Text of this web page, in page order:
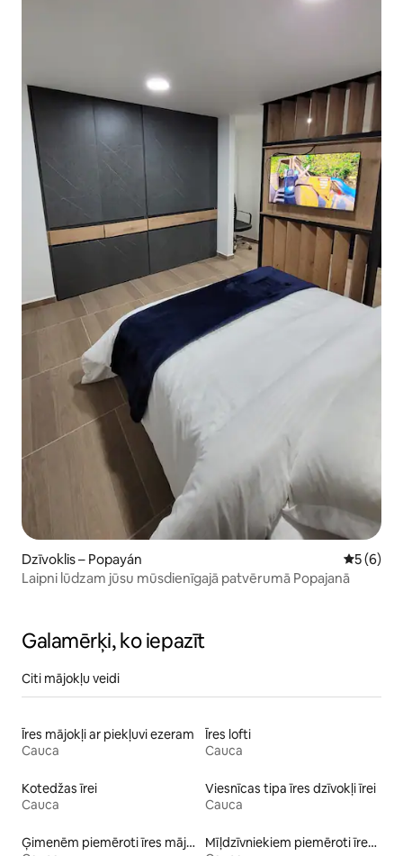
Dzīvoklis – Popayán Vidējais
5 (6)
Laipni lūdzam jūsu mūsdienīgajā patvērumā Popajanā
Galamērķi, ko iepazīt
Citi mājokļu veidi
Īres mājokļi ar piekļuvi ezeram
Cauca
Īres lofti
Cauca
Kotedžas īrei
Cauca
Viesnīcas tipa īres dzīvokļi īrei
Cauca
Ģimenēm piemēroti īres mājokļi
Mīļdzīvniekiem piemēroti īres mājokļi